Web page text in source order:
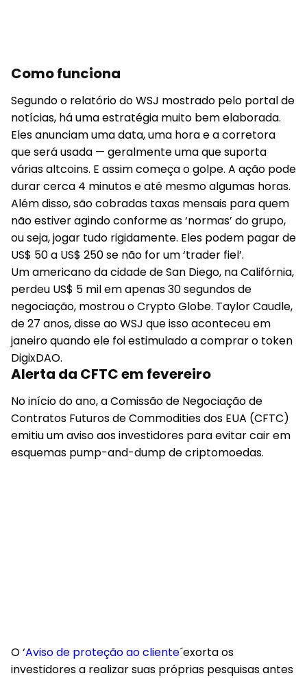
Como funciona
Segundo o relatório do WSJ mostrado pelo portal de
notícias, há uma estratégia muito bem elaborada.
Eles anunciam uma data, uma hora e a corretora
que será usada — geralmente uma que suporta
várias altcoins. E assim começa o golpe. A ação pode
durar cerca 4 minutos e até mesmo algumas horas.
Além disso, são cobradas taxas mensais para quem
não estiver agindo conforme as ‘normas’ do grupo,
ou seja, jogar tudo rigidamente. Eles podem pagar de
US$ 50 a US$ 250 se não for um ‘trader fiel’.
Um americano da cidade de San Diego, na Califórnia,
perdeu US$ 5 mil em apenas 30 segundos de
negociação, mostrou o Crypto Globe. Taylor Caudle,
de 27 anos, disse ao WSJ que isso aconteceu em
janeiro quando ele foi estimulado a comprar o token
DigixDAO.
Alerta da CFTC em fevereiro
No início do ano, a Comissão de Negociação de
Contratos Futuros de Commodities dos EUA (CFTC)
emitiu um aviso aos investidores para evitar cair em
esquemas pump-and-dump de criptomoedas.
O ‘Aviso de proteção ao cliente´exorta os
investidores a realizar suas próprias pesquisas antes